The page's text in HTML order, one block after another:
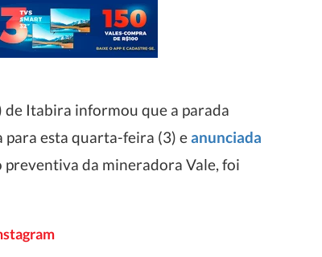
de Itabira informou que a parada
para esta quarta-feira (3) eanunciada
da mineradora Vale, foi